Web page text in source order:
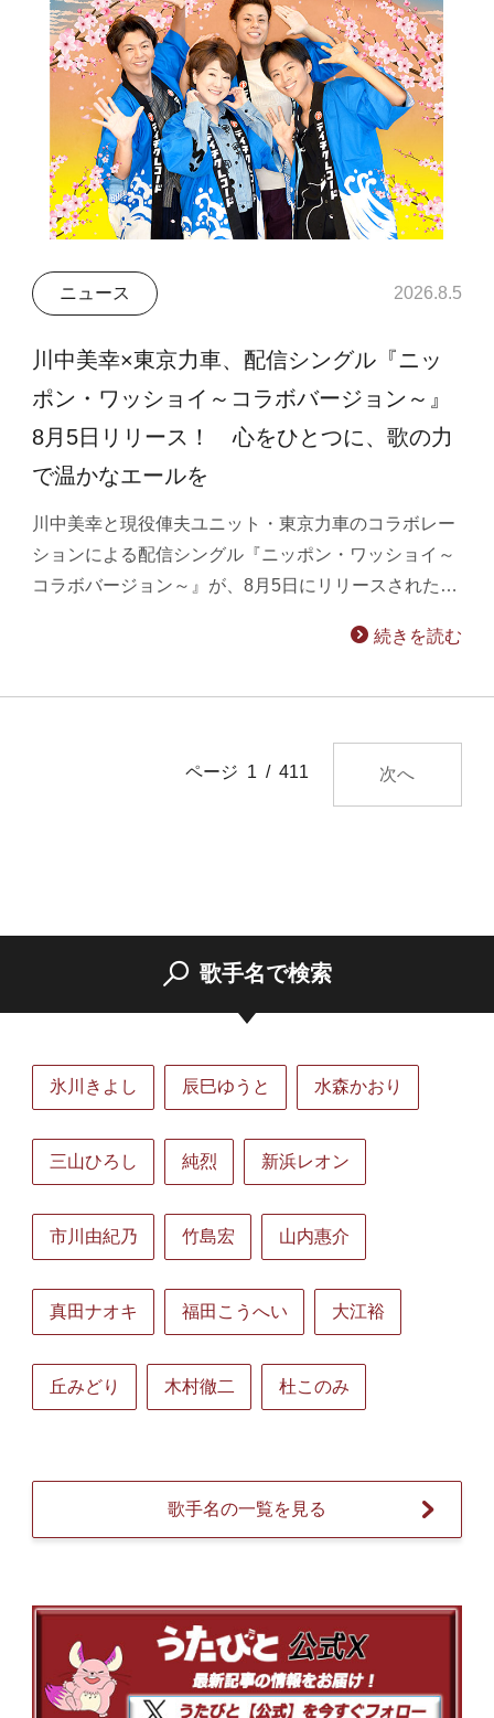
ニュース 2026.8.5
川中美幸×東京力車、配信シングル『ニッ
ポン・ワッショイ～コラボバージョン～』
8月5日リリース！ 心をひとつに、歌の力
で温かなエールを
川中美幸と現役俥夫ユニット・東京力車のコラボレー
ションによる配信シングル『ニッポン・ワッショイ～
コラボバージョン～』が、8月5日にリリースされた…
続きを読む
ページ 1 / 411 次へ
歌手名で検索
氷川きよし 辰巳ゆうと 水森かおり
三山ひろし 純烈 新浜レオン
市川由紀乃 竹島宏 山内惠介
真田ナオキ 福田こうへい 大江裕
丘みどり 木村徹二 杜このみ
歌手名の一覧を見る